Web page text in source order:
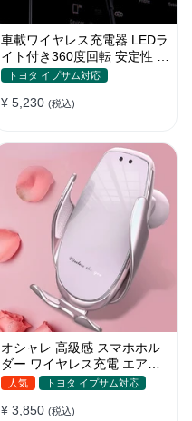
車載ワイヤレス充電器 LEDラ
イト付き360度回転 安定性 粘
着ゲル吸盤＆エアコン吹き出
けワイヤレス充電 スマホホル
トヨタ イプサム対応
¥ 5,230 (税込)
オシャレ 高級感 スマホホル
ダー ワイヤレス充電 エアコ
ン吹き出し口/ 吸盤タイプ 女
人気 トヨタ イプサム対応
¥ 3,850 (税込)